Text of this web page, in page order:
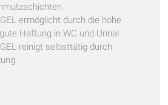
ermöglicht durch die hohe
Haftung in WC und Urinal
reinigt selbsttätig durch